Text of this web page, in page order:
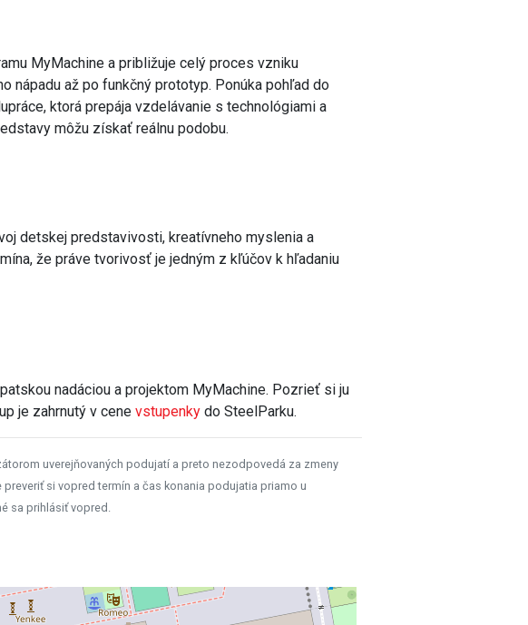
MyMachine a približuje celý proces vzniku
nápadu až po funkčný prototyp. Ponúka pohľad do
ktorá prepája vzdelávanie s technológiami a
môžu získať reálnu podobu.
detskej predstavivosti, kreatívneho myslenia a
že práve tvorivosť je jedným z kľúčov k hľadaniu
nadáciou a projektom MyMachine. Pozrieť si ju
je zahrnutý v cenevstupenky do SteelParku.
uverejňovaných podujatí a preto nezodpovedá za zmeny
si vopred termín a čas konania podujatia priamo u
sa prihlásiť vopred.